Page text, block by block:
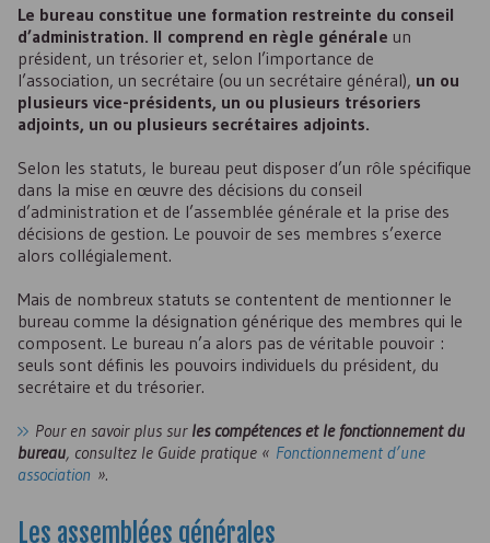
Le bureau constitue une formation restreinte du conseil
d’administration. Il comprend en règle générale un
président, un trésorier et, selon l’importance de
l’association, un secrétaire (ou un secrétaire général), un ou
plusieurs vice-présidents, un ou plusieurs trésoriers
adjoints, un ou plusieurs secrétaires adjoints.
Selon les statuts, le bureau peut disposer d’un rôle spécifique
dans la mise en œuvre des décisions du conseil
d’administration et de l’assemblée générale et la prise des
décisions de gestion. Le pouvoir de ses membres s’exerce
alors collégialement.
Mais de nombreux statuts se contentent de mentionner le
bureau comme la désignation générique des membres qui le
composent. Le bureau n’a alors pas de véritable pouvoir :
seuls sont définis les pouvoirs individuels du président, du
secrétaire et du trésorier.
Pour en savoir plus sur les compétences et le fonctionnement du
bureau, consultez le Guide pratique « Fonctionnement d’une
association ».
Les assemblées générales